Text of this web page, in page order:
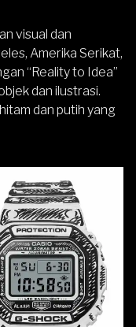
visual dan
Amerika Serikat,
“Reality to Idea”
dan ilustrasi.
dan putih yang